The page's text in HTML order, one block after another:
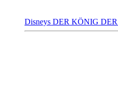
Disneys DER KÖNIG